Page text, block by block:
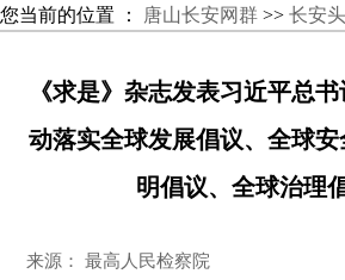
您当前的位置 ： 唐山长安网群 >> 长安
《求是》杂志发表习近平总
动落实全球发展倡议、全球
明倡议、全球治理
来源： 最高人民检察院